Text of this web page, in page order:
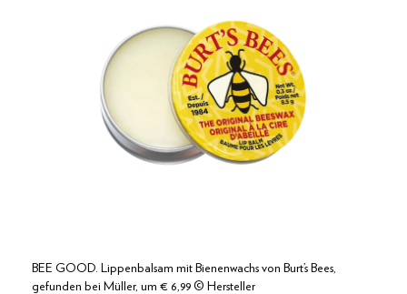
BEE GOOD. Lippenbalsam mit Bienenwachs von Burt’s Bees,
gefunden bei Müller, um € 6,99 © Hersteller